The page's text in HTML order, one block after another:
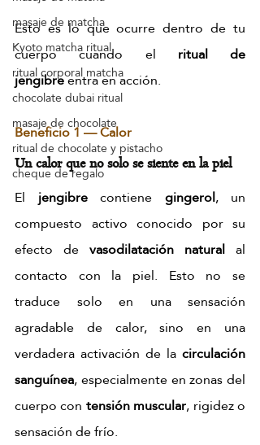
masaje de matcha
Kyoto matcha ritual
ritual corporal matcha
chocolate dubai ritual
masaje de chocolate
ritual de chocolate y pistacho
cheque de regalo
Esto es lo que ocurre dentro de tu
cuerpo cuando el ritual de
jengibre entra en acción.
Beneficio 1 — Calor
Un calor que no solo se siente en la piel
El jengibre contiene gingerol, un
compuesto activo conocido por su
efecto de vasodilatación natural al
contacto con la piel. Esto no se
traduce solo en una sensación
agradable de calor, sino en una
verdadera activación de la circulación
sanguínea, especialmente en zonas del
cuerpo con tensión muscular, rigidez o
sensación de frío.